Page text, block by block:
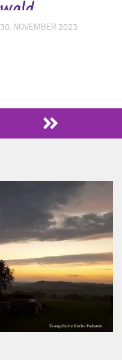
30. NOVEMBER 2023
Evangelische Kirche Parkstein